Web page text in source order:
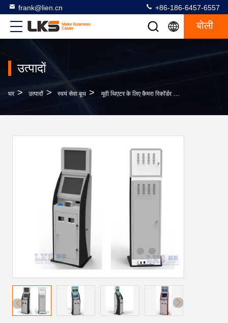
frank@lien.cn +86-186-6457-6557
बोली
उत्पादों
घर > उत्पादों > स्वयं सेवा बूथ > मूवी थिएटर के लिए कैमरा रिकॉर्डर लैन केबल ओनेवल डुअल स्क्रीन इन्फोरमेशन ऑल-इन -1 कियोस्क